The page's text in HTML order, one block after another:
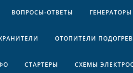
ВОПРОСЫ-ОТВЕТЫ ГЕНЕРАТОРЫ
ОТОПИТЕЛИ
СТАРТЕРЫ СХЕМЫ